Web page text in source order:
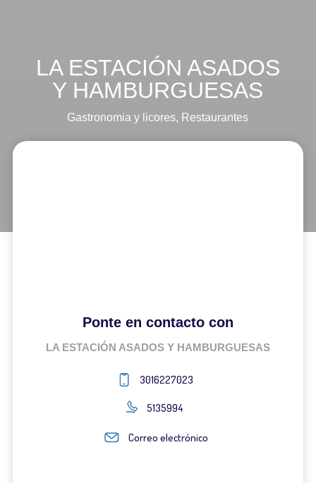
LA ESTACIÓN ASADOS
Y HAMBURGUESAS
Gastronomia y licores, Restaurantes
Ponte en contacto con
LA ESTACIÓN ASADOS Y HAMBURGUESAS
3016227023
5135994
Correo electrónico